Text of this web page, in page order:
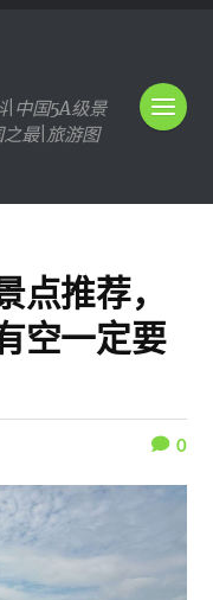
|中国5A级景
最|旅游图
推荐，
空一定要
0